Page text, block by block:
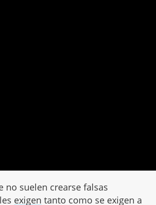
no suelen crearse falsas
exigen tanto como se exigen a